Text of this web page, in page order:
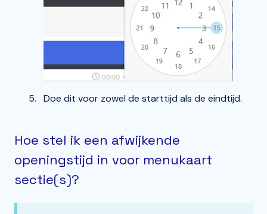
Doe dit voor zowel de starttijd als de eindtijd.
Hoe stel ik een afwijkende
openingstijd in voor menukaart
sectie(s)?